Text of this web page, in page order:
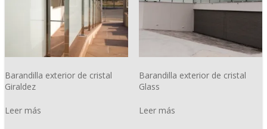
Barandilla exterior de cristal
Giraldez
Leer más
Barandilla exterior de cristal
Glass
Leer más